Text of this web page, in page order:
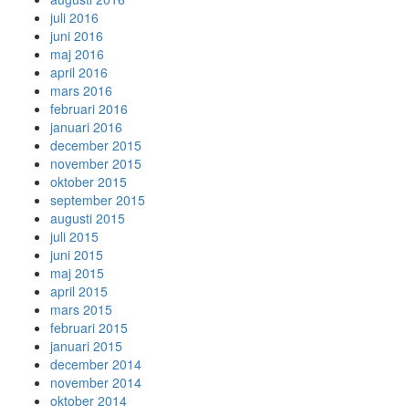
juli 2016
juni 2016
maj 2016
april 2016
mars 2016
februari 2016
januari 2016
december 2015
november 2015
oktober 2015
september 2015
augusti 2015
juli 2015
juni 2015
maj 2015
april 2015
mars 2015
februari 2015
januari 2015
december 2014
november 2014
oktober 2014